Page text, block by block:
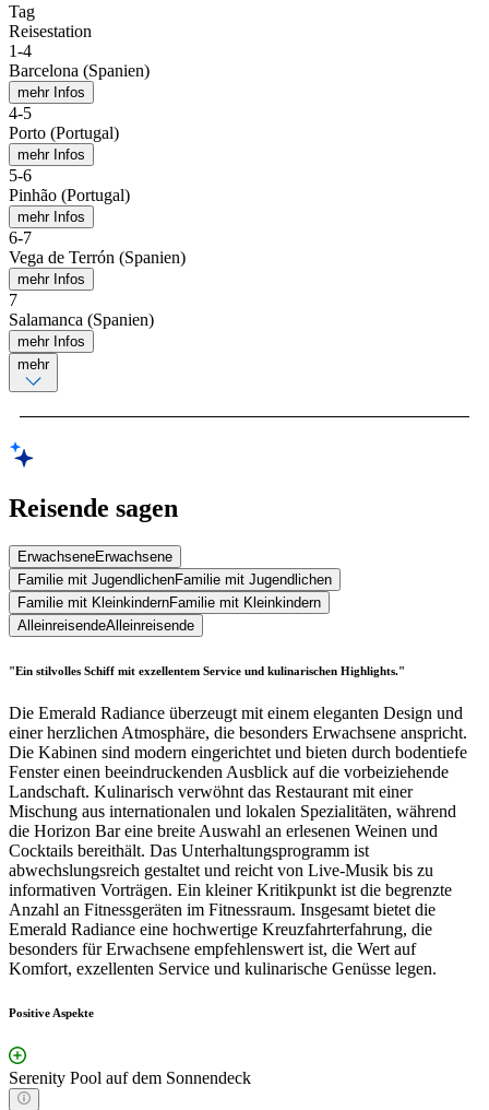
Tag
Reisestation
1-4
Barcelona (Spanien)
mehr Infos
4-5
Porto (Portugal)
mehr Infos
5-6
Pinhão (Portugal)
mehr Infos
6-7
Vega de Terrón (Spanien)
mehr Infos
7
Salamanca (Spanien)
mehr Infos
mehr
Reisende sagen
ErwachseneErwachsene
Familie mit JugendlichenFamilie mit Jugendlichen
Familie mit KleinkindernFamilie mit Kleinkindern
AlleinreisendeAlleinreisende
"Ein stilvolles Schiff mit exzellentem Service und kulinarischen Highlights."
Die Emerald Radiance überzeugt mit einem eleganten Design und
einer herzlichen Atmosphäre, die besonders Erwachsene anspricht.
Die Kabinen sind modern eingerichtet und bieten durch bodentiefe
Fenster einen beeindruckenden Ausblick auf die vorbeiziehende
Landschaft. Kulinarisch verwöhnt das Restaurant mit einer
Mischung aus internationalen und lokalen Spezialitäten, während
die Horizon Bar eine breite Auswahl an erlesenen Weinen und
Cocktails bereithält. Das Unterhaltungsprogramm ist
abwechslungsreich gestaltet und reicht von Live-Musik bis zu
informativen Vorträgen. Ein kleiner Kritikpunkt ist die begrenzte
Anzahl an Fitnessgeräten im Fitnessraum. Insgesamt bietet die
Emerald Radiance eine hochwertige Kreuzfahrterfahrung, die
besonders für Erwachsene empfehlenswert ist, die Wert auf
Komfort, exzellenten Service und kulinarische Genüsse legen.
Positive Aspekte
Serenity Pool auf dem Sonnendeck